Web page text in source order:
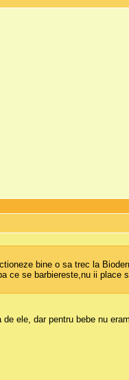
bine o sa trec la
ce se barbiereste,nu ii place
ele, dar pentru bebe nu